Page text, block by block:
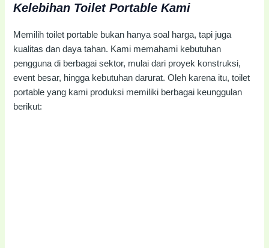
Kelebihan Toilet Portable Kami
Memilih toilet portable bukan hanya soal harga, tapi juga
kualitas dan daya tahan. Kami memahami kebutuhan
pengguna di berbagai sektor, mulai dari proyek konstruksi,
event besar, hingga kebutuhan darurat. Oleh karena itu, toilet
portable yang kami produksi memiliki berbagai keunggulan
berikut: